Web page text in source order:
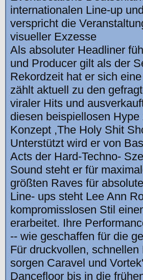
internationalen Line-up
verspricht die
visueller Exzesse
Als absoluter Headliner
und Producer gilt als der
Rekordzeit hat er sich
zählt aktuell zu den
viraler Hits und
diesen beispiellosen
Konzept ,The Holy Shit
Unterstützt wird er von
Acts der Hard-Techno-
Sound steht er für
größten Raves für
Line- ups steht Lee Ann
kompromisslosen Stil
erarbeitet. Ihre
-- wie geschaffen für die
Für druckvollen,
sorgen Caravel und
Dancefloor bis in die